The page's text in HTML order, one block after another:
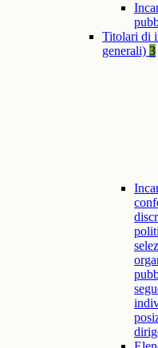
Titolari di
generali) 3